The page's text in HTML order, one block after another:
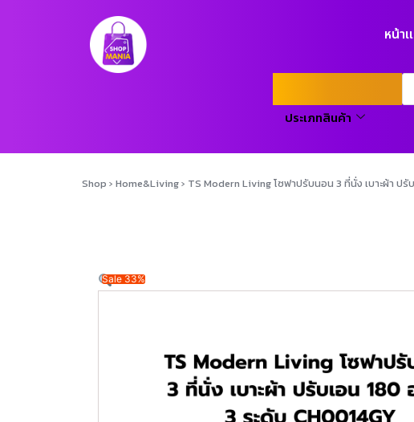
หน้า
ประเภทสินค้า
Shop › Home&Living› TS Modern Living โซฟาปรับนอน 3 ที่นั่ง เบาะผ้า ปรั
Sale 33%